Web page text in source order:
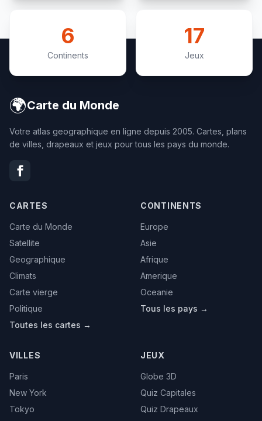
6
Continents
17
Jeux
🌍Carte du Monde
Votre atlas geographique en ligne depuis 2005. Cartes, plans
de villes, drapeaux et jeux pour tous les pays du monde.
CARTES
Carte du Monde
Satellite
Geographique
Climats
Carte vierge
Politique
Toutes les cartes →
CONTINENTS
Europe
Asie
Afrique
Amerique
Oceanie
Tous les pays →
VILLES
Paris
New York
Tokyo
JEUX
Globe 3D
Quiz Capitales
Quiz Drapeaux